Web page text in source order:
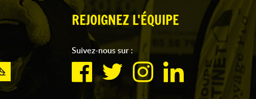
REJOIGNEZ L'ÉQUIPE
Suivez-nous sur :